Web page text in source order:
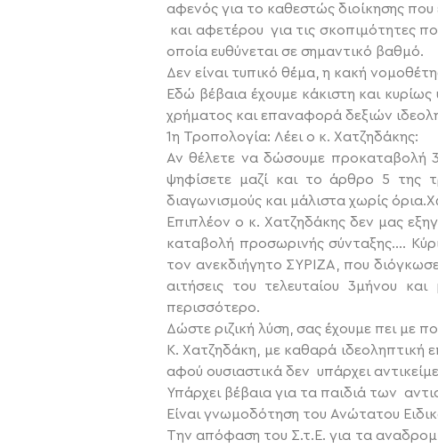
αφενός για το καθεστώς διοίκησης
και αφετέρου για τις σκοπιμότητες
οποία ευθύνεται σε σημαντικό βαθμό.
Δεν είναι τυπικό θέμα, η κακή
Εδώ βέβαια έχουμε κάκιστη και
χρήματος και επαναφορά δεξιών
1η Τροπολογία: Λέει ο κ. Χατζηδάκης:
Αν θέλετε να δώσουμε προκαταβολή
ψηφίσετε μαζί και το άρθρο 5 της
διαγωνισμούς και μάλιστα χωρίς
Επιπλέον ο κ. Χατζηδάκης δεν μας
καταβολή προσωρινής σύνταξης….
τον ανεκδιήγητο ΣΥΡΙΖΑ, που
αιτήσεις του τελευταίου 3μήνου
περισσότερο.
Δώστε ριζική λύση, σας έχουμε πει με
Κ. Χατζηδάκη, με καθαρά ιδεοληπτική
αφού ουσιαστικά δεν υπάρχει
Υπάρχει βέβαια για τα παιδιά των
Είναι γνωμοδότηση του Ανώτατου
Την απόφαση του Σ.τ.Ε. για τα